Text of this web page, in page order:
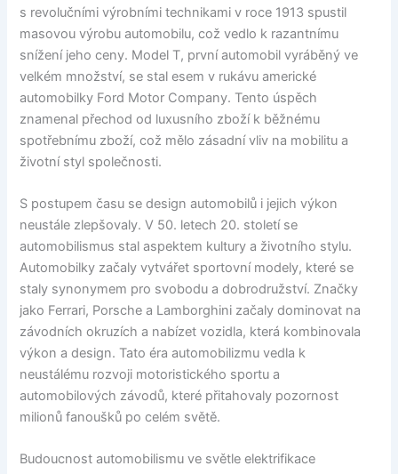
s revolučními výrobními technikami v roce 1913 spustil
masovou výrobu automobilu, což vedlo k razantnímu
snížení jeho ceny. Model T, první automobil vyráběný ve
velkém množství, se stal esem v rukávu americké
automobilky Ford Motor Company. Tento úspěch
znamenal přechod od luxusního zboží k běžnému
spotřebnímu zboží, což mělo zásadní vliv na mobilitu a
životní styl společnosti.
S postupem času se design automobilů i jejich výkon
neustále zlepšovaly. V 50. letech 20. století se
automobilismus stal aspektem kultury a životního stylu.
Automobilky začaly vytvářet sportovní modely, které se
staly synonymem pro svobodu a dobrodružství. Značky
jako Ferrari, Porsche a Lamborghini začaly dominovat na
závodních okruzích a nabízet vozidla, která kombinovala
výkon a design. Tato éra automobilizmu vedla k
neustálému rozvoji motoristického sportu a
automobilových závodů, které přitahovaly pozornost
milionů fanoušků po celém světě.
Budoucnost automobilismu ve světle elektrifikace